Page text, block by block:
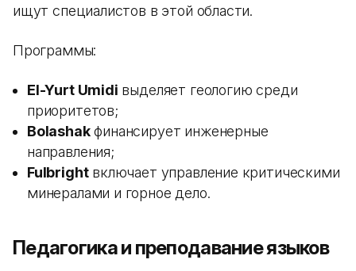
ищут специалистов в этой области.
Программы:
El-Yurt Umidi выделяет геологию среди
приоритетов;
Bolashakфинансирует инженерные
направления;
Fulbrightвключает управление критическими
минералами и горное дело.
Педагогика и преподавание языков